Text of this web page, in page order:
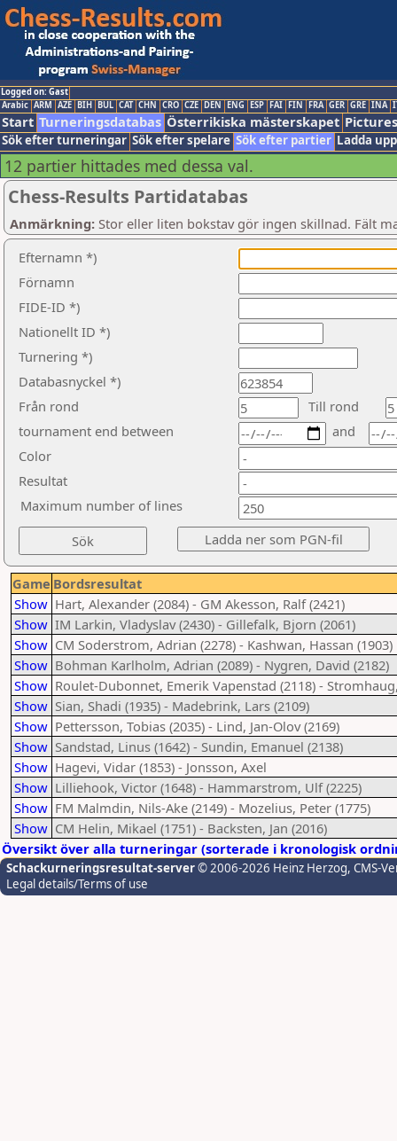
Logged on: Gast
Arabic ARM AZE BIH BUL CAT CHN CRO CZE DEN ENG ESP FAI FIN FRA GER GRE INA
Start Turneringsdatabas Österrikiska mästerskapet Pictures
Sök efter turneringar Sök efter spelare Sök efter partier Ladda
12 partier hittades med dessa val.
Chess-Results Partidatabas
Anmärkning: Stor eller liten bokstav gör ingen skillnad. Fält
Efternamn *)
Förnamn
FIDE-ID *)
Nationellt ID *)
Turnering *)
Databasnyckel *)
Från rond
Till rond
tournament end between
Color
Resultat
and
Maximum number of lines
Game Bordsresultat
Show Hart, Alexander (2084) - GM Akesson, Ralf (2421)
Show IM Larkin, Vladyslav (2430) - Gillefalk, Bjorn (2061)
Show CM Soderstrom, Adrian (2278) - Kashwan, Hassan (1903)
Show Bohman Karlholm, Adrian (2089) - Nygren, David (2182)
Show Roulet-Dubonnet, Emerik Vapenstad (2118) -
Show Sian, Shadi (1935) - Madebrink, Lars (2109)
Show Pettersson, Tobias (2035) - Lind, Jan-Olov (2169)
Show Sandstad, Linus (1642) - Sundin, Emanuel (2138)
Show Hagevi, Vidar (1853) - Jonsson, Axel
Show Lilliehook, Victor (1648) - Hammarstrom, Ulf (2225)
Show FM Malmdin, Nils-Ake (2149) - Mozelius, Peter (1775)
Show CM Helin, Mikael (1751) - Backsten, Jan (2016)
Översikt över alla turneringar (sorterade i kronologisk
Schackurneringsresultat-server© 2006-2026 Heinz Herzog, CMS-
Legal details/Terms of use